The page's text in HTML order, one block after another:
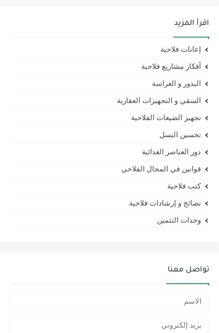
اقرأ المزيد
إعانات فلاحية
أفكار مشاريع فلاحية
البذور و الغراسة
السقي و التجهيزات العقارية
تجهيز الضيعات الفلاحية
تحسين النسل
دور العناصر الغذائية
قوانين في المجال الفلاحي
كتب فلاحية
نصائح و إرشادات فلاحية
وحدات التثمين
تواصل معنا